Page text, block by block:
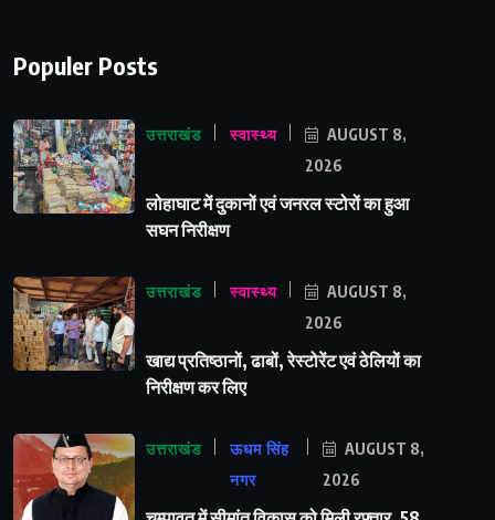
Populer Posts
उत्तराखंड स्वास्थ्य
AUGUST 8,
2026
लोहाघाट में दुकानों एवं जनरल स्टोरों का हुआ
सघन निरीक्षण
उत्तराखंड स्वास्थ्य
AUGUST 8,
2026
खाद्य प्रतिष्ठानों, ढाबों, रेस्टोरेंट एवं ठेलियों का
निरीक्षण कर लिए
उत्तराखंड
ऊधम सिंह
नगर
AUGUST 8,
2026